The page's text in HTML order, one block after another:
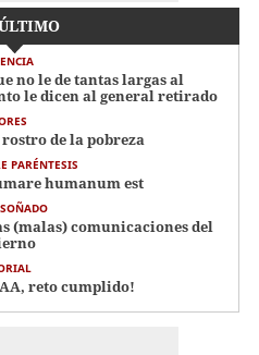
no le de tantas largas al
le dicen al general retirado
rostro de la pobreza
PARÉNTESIS
humanum est
(malas) comunicaciones del
reto cumplido!